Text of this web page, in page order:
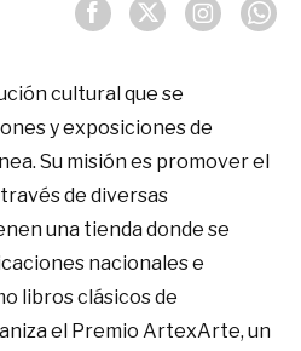
cultural que se
y exposiciones de
Su misión es promover el
de diversas
una tienda donde se
nacionales e
libros clásicos de
el Premio ArtexArte, un